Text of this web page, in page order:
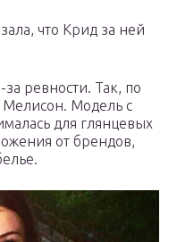
что Крид за ней
ревности. Так, по
Модель с
для глянцевых
от брендов,